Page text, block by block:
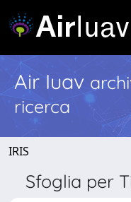
Air Iuav
ricerca
IRIS
Sfoglia per